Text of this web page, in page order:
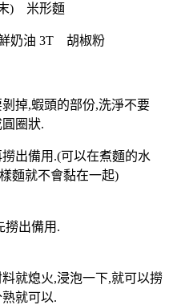
) 米形麵
奶油 3T 胡椒粉
掉,蝦頭的部份,洗淨不要
圈狀.
出備用.(可以在煮麵的水
麵就不會黏在一起)
撈出備用.
就熄火,浸泡一下,就可以撈
就可以.